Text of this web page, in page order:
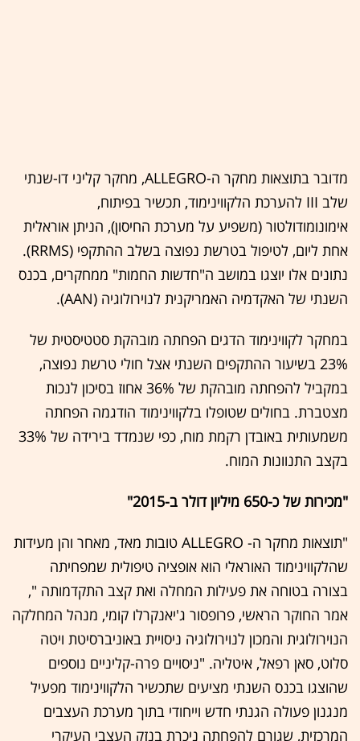
מדובר בתוצאות מחקר ה-ALLEGRO, מחקר קליני דו-שנתי
שלב III להערכת הלקווינימוד, תכשיר בפיתוח,
אימונומודולטור (משפיע על מערכת החיסון), הניתן אוראלית
אחת ליום, לטיפול בטרשת נפוצה בשלב ההתקפי (RRMS).
נתונים אלו יוצגו במושב ה"חדשות החמות" ממחקרים, בכנס
השנתי של האקדמיה האמריקנית לנוירולוגיה (AAN).
במחקר לקווינימוד הדגים הפחתה מובהקת סטטיסטית של
23% בשיעור ההתקפים השנתי אצל חולי טרשת נפוצה,
במקביל להפחתה מובהקת של 36% אחוז בסיכון לנכות
מצטברת. בחולים שטופלו בלקווינימוד הודגמה הפחתה
משמעותית באובדן רקמת מוח, כפי שנמדד בירידה של 33%
בקצב התנוונות המוח.
"מכירות של כ-650 מיליון דולר ב-2015"
"תוצאות מחקר ה- ALLEGRO טובות מאד, מאחר והן מעידות
שהלקווינימוד האוראלי הוא אופציה טיפולית שמפחיתה
בצורה בטוחה את פעילות המחלה ואת קצב התקדמותה ",
אמר החוקר הראשי, פרופסור ג'יאנקרלו קומי, מנהל המחלקה
הנוירולוגית והמכון לנוירולוגיה ניסויית באוניברסיטת ויטה
סלוט, סאן רפאל, איטליה. "ניסויים פרה-קליניים נוספים
שהוצגו בכנס השנתי מציעים שתכשיר הלקווינימוד מפעיל
מנגנון פעולה הגנתי חדש וייחודי בתוך מערכת העצבים
המרכזית, שגורם להפחתה ניכרת בנזק העצבי העיקרי